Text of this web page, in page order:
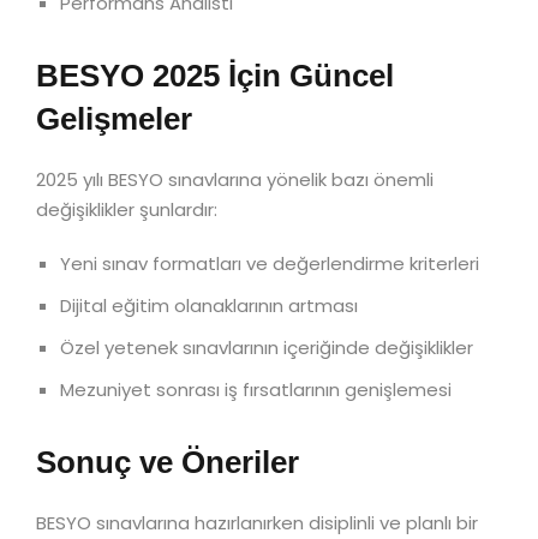
BESYO 2025 İçin Güncel
Gelişmeler
2025 yılı BESYO sınavlarına yönelik bazı önemli
değişiklikler şunlardır:
Yeni sınav formatları ve değerlendirme kriterleri
Dijital eğitim olanaklarının artması
Özel yetenek sınavlarının içeriğinde değişiklikler
Mezuniyet sonrası iş fırsatlarının genişlemesi
Sonuç ve Öneriler
BESYO sınavlarına hazırlanırken disiplinli ve planlı bir